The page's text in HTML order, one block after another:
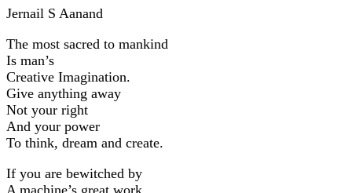
Jernail S Aanand
The most sacred to mankind
Is man’s
Creative Imagination.
Give anything away
Not your right
And your power
To think, dream and create.
If you are bewitched by